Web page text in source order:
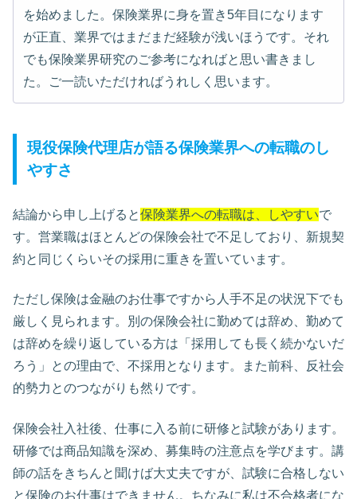
を始めました。保険業界に身を置き5年目になります
が正直、業界ではまだまだ経験が浅いほうです。それ
でも保険業界研究のご参考になればと思い書きまし
た。ご一読いただければうれしく思います。
現役保険代理店が語る保険業界への転職のし
やすさ
結論から申し上げると保険業界への転職は、しやすいで
す。営業職はほとんどの保険会社で不足しており、新規契
約と同じくらいその採用に重きを置いています。
ただし保険は金融のお仕事ですから人手不足の状況下でも
厳しく見られます。別の保険会社に勤めては辞め、勤めて
は辞めを繰り返している方は「採用しても長く続かないだ
ろう」との理由で、不採用となります。また前科、反社会
的勢力とのつながりも然りです。
保険会社入社後、仕事に入る前に研修と試験があります。
研修では商品知識を深め、募集時の注意点を学びます。講
師の話をきちんと聞けば大丈夫ですが、試験に合格しない
と保険のお仕事はできません。ちなみに私は不合格者にな